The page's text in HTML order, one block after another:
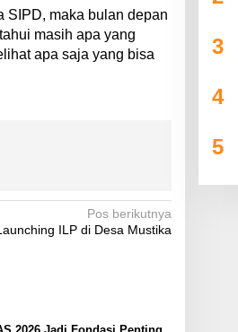
SIPD, maka bulan depan
masih apa yang
apa saja yang bisa
Pos berikutnya
ILP di Desa Mustika
3
4
5